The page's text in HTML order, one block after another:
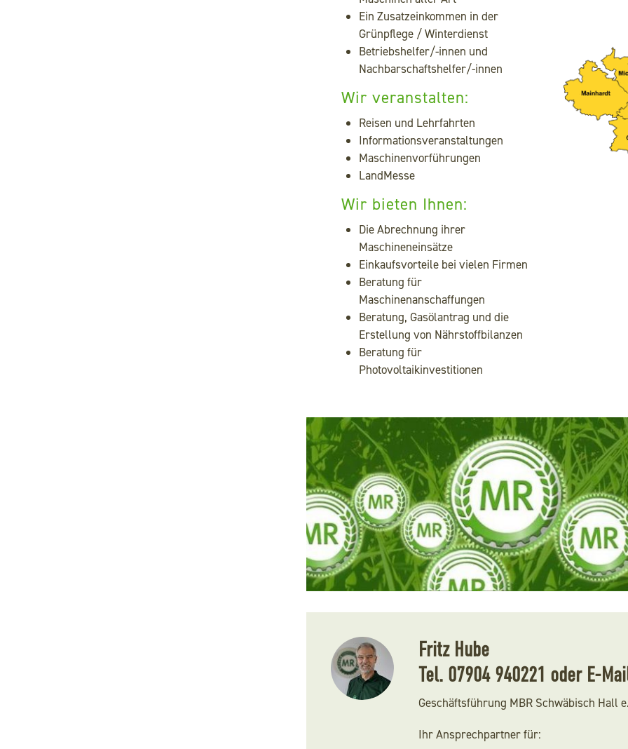
Ein Zusatzeinkommen in der
Grünpflege / Winterdienst
Betriebshelfer/-innen und
Nachbarschaftshelfer/-innen
Wir veranstalten:
Reisen und Lehrfahrten
Informationsveranstaltungen
Maschinenvorführungen
LandMesse
Wir bieten Ihnen:
Die Abrechnung ihrer
Maschineneinsätze
Einkaufsvorteile bei vielen Firmen
Beratung für
Maschinenanschaffungen
Beratung, Gasölantrag und die
Erstellung von Nährstoffbilanzen
Beratung für
Photovoltaikinvestitionen
Fritz Hube
Tel. 07904 940221 oder E-
Geschäftsführung MBR Schwäbisch Hall
Ihr Ansprechpartner für: